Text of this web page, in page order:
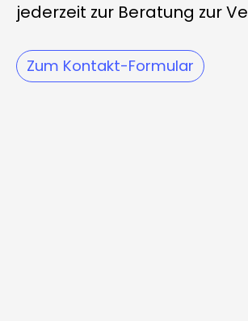
jederzeit zur Beratung zur
Zum Kontakt-Formular